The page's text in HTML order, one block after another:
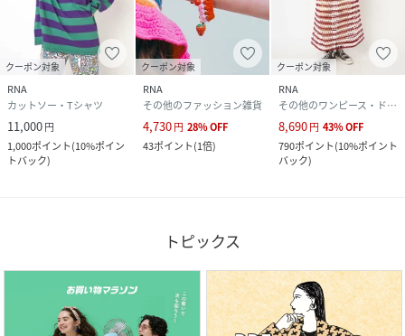
クーポン対象
RNA
カットソー・Tシャツ
11,000円
1,000ポイント(10%ポイン
トバック)
クーポン対象
RNA
その他のファッション雑貨
4,730円 28%OFF
43ポイント(1倍)
クーポン対象
RNA
その他のワンピース・ドレス
8,690円 43%OFF
790ポイント(10%ポイント
バック)
トピックス